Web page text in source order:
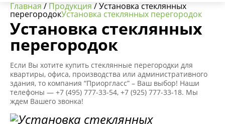
О нас
Главная / Продукция /Установка стеклянных
перегородокУстановка стеклянных перегородок
Установка стеклянных
перегородок
Если Вы хотите купить стеклянные перегородки для
квартиры, офиса, производства или административного
здания, то компания “Приоргласс” – Ваш выбор! Наши
телефоны — +7 (495) 777-33-54, +7 (925) 777-33-18. Мы
ждем Вашего звонка!